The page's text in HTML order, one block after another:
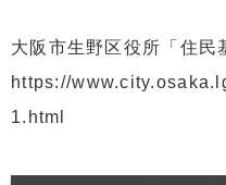
大阪市生野区役所「住民
https://
1.html